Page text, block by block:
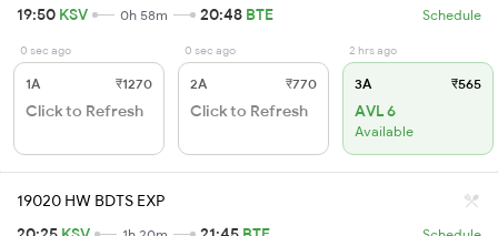
19:50 KSV 0h 58m 20:48 BTE Schedule
0 sec ago
1A ₹1270
Click to Refresh
0 sec ago
2A ₹770
Click to Refresh
2 hrs ago
3A ₹565
AVL 6
Available
19020 HW BDTS EXP